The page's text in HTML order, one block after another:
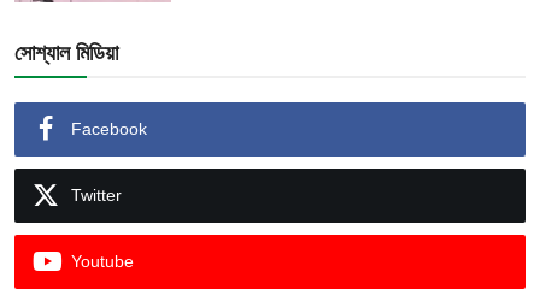
সোশ্যাল মিডিয়া
Facebook
Twitter
Youtube